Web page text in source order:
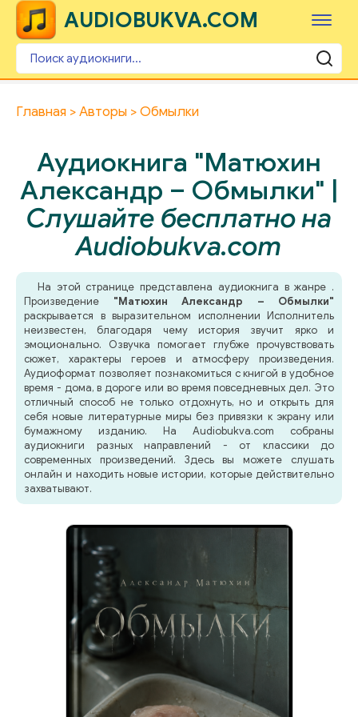
AUDIOBUKVA.COM
Главная Авторы Обмылки
Аудиокнига "Матюхин
Александр – Обмылки" |
Слушайте бесплатно на
Audiobukva.com
На этой странице представлена аудиокнига в жанре .
Произведение "Матюхин Александр – Обмылки"
раскрывается в выразительном исполнении Исполнитель
неизвестен, благодаря чему история звучит ярко и
эмоционально. Озвучка помогает глубже прочувствовать
сюжет, характеры героев и атмосферу произведения.
Аудиоформат позволяет познакомиться с книгой в удобное
время - дома, в дороге или во время повседневных дел. Это
отличный способ не только отдохнуть, но и открыть для
себя новые литературные миры без привязки к экрану или
бумажному изданию. На Audiobukva.com собраны
аудиокниги разных направлений - от классики до
современных произведений. Здесь вы можете слушать
онлайн и находить новые истории, которые действительно
захватывают.